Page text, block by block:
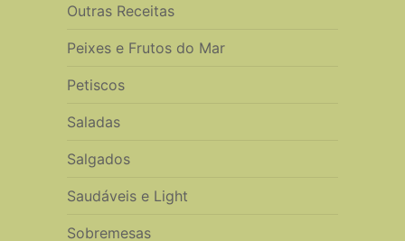
Outras Receitas
Peixes e Frutos do Mar
Petiscos
Saladas
Salgados
Saudáveis e Light
Sobremesas